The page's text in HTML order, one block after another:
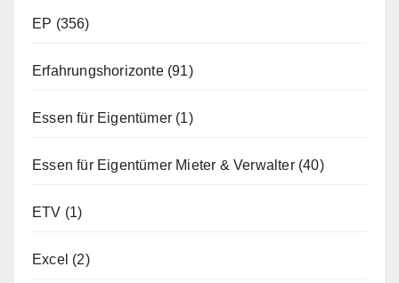
EP (356)
Erfahrungshorizonte(91)
Essen für Eigentümer (1)
Essen für Eigentümer Mieter & Verwalter(40)
ETV (1)
Excel (2)